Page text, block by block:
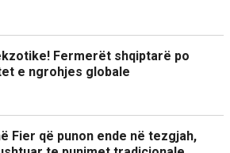
Fermerët shqiptarë po
e ngrohjes globale
Fier që punon ende në tezgjah,